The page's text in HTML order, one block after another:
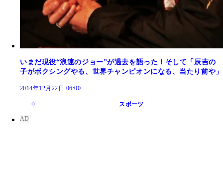
いまだ現役“浪速のジョー”が過去を語った！そして「辰吉の
子がボクシングやる、世界チャンピオンになる、当たり前や」
2014年12月22日 06:00
スポーツ